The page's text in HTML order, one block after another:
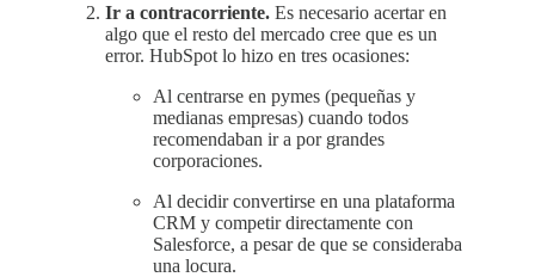
Ir a contracorriente. Es necesario acertar en
algo que el resto del mercado cree que es un
error. HubSpot lo hizo en tres ocasiones:
Al centrarse en pymes (pequeñas y
medianas empresas) cuando todos
recomendaban ir a por grandes
corporaciones.
Al decidir convertirse en una plataforma
CRM y competir directamente con
Salesforce, a pesar de que se consideraba
una locura.